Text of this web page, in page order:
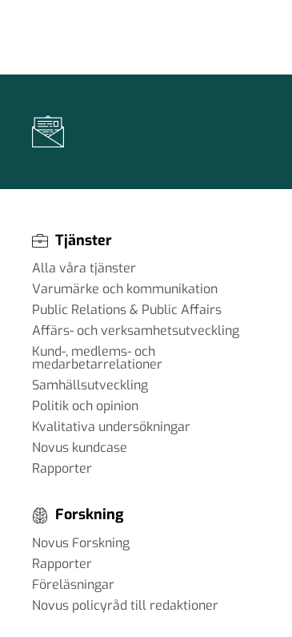
Tjänster
Alla våra tjänster
Varumärke och kommunikation
Public Relations & Public Affairs
Affärs- och verksamhetsutveckling
Kund-, medlems- och
medarbetarrelationer
Samhällsutveckling
Politik och opinion
Kvalitativa undersökningar
Novus kundcase
Rapporter
Forskning
Novus Forskning
Rapporter
Föreläsningar
Novus policyråd till redaktioner